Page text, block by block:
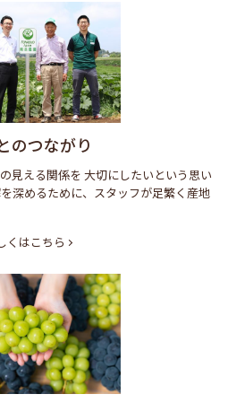
のつながり
見える関係を 大切にしたいという思い
深めるために、スタッフが足繁く産地
くはこちら